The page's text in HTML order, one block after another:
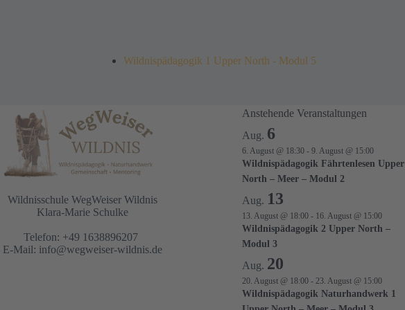
Wildnispädagogik 1 Upper North - Modul 5
Wildnisschule WegWeiser Wildnis
Klara-Marie Schulke
Telefon: +49 1638896207
E-Mail: info@wegweiser-wildnis.de
Anstehende Veranstaltungen
Aug. 6
6. August @ 18:30 - 9. August @ 15:00
Wildnispädagogik Fährtenlesen Upper
North – Meer – Modul 2
Aug. 13
13. August @ 18:00 - 16. August @ 15:00
Wildnispädagogik 2 Upper North –
Modul 3
Aug. 20
20. August @ 18:00 - 23. August @ 15:00
Wildnispädagogik Naturhandwerk 1